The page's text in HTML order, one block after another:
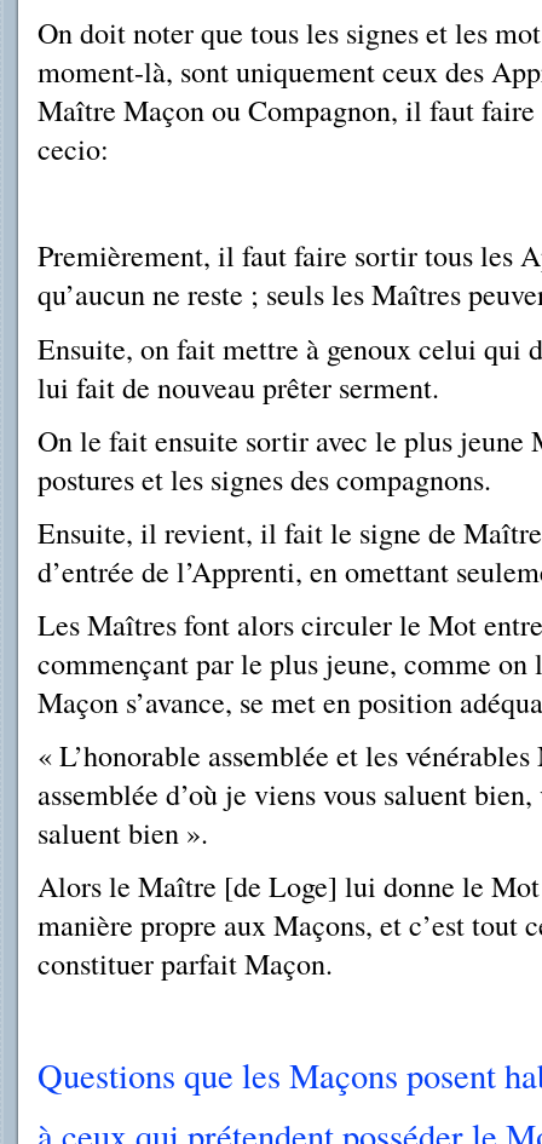
On doit noter que tous les signes et les
moment-là, sont uniquement ceux des
Maître Maçon ou Compagnon, il faut faire
cecio:
Premièrement, il faut faire sortir tous les
qu’aucun ne reste ; seuls les Maîtres
Ensuite, on fait mettre à genoux celui qui
lui fait de nouveau prêter serment.
On le fait ensuite sortir avec le plus jeune
postures et les signes des compagnons.
Ensuite, il revient, il fait le signe de
d’entrée de l’Apprenti, en omettant
Les Maîtres font alors circuler le Mot
commençant par le plus jeune, comme on
Maçon s’avance, se met en position
« L’honorable assemblée et les
assemblée d’où je viens vous saluent
saluent bien ».
Alors le Maître [de Loge] lui donne le
manière propre aux Maçons, et c’est tout
constituer parfait Maçon.
Questions que les Maçons posent